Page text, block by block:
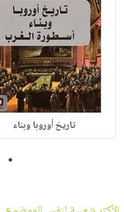
تاريخ أوروبا وبناء
1